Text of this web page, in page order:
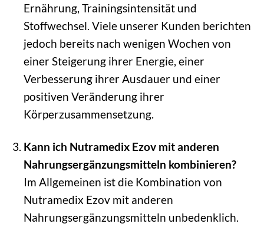
Ernährung, Trainingsintensität und
Stoffwechsel. Viele unserer Kunden berichten
jedoch bereits nach wenigen Wochen von
einer Steigerung ihrer Energie, einer
Verbesserung ihrer Ausdauer und einer
positiven Veränderung ihrer
Körperzusammensetzung.
Kann ich Nutramedix Ezov mit anderen
Nahrungsergänzungsmitteln kombinieren?
Im Allgemeinen ist die Kombination von
Nutramedix Ezov mit anderen
Nahrungsergänzungsmitteln unbedenklich.